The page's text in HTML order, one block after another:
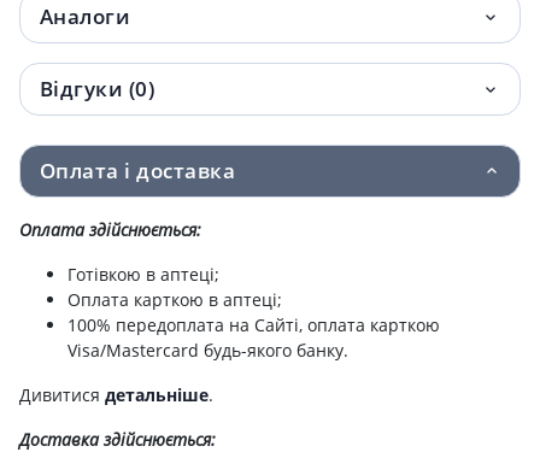
Аналоги
Відгуки (0)
Оплата і доставка
Оплата здійснюється:
Готівкою в аптеці;
Оплата карткою в аптеці;
100% передоплата на Сайті, оплата карткою
Visa/Mastercard будь-якого банку.
Дивитися детальніше.
Доставка здійснюється: